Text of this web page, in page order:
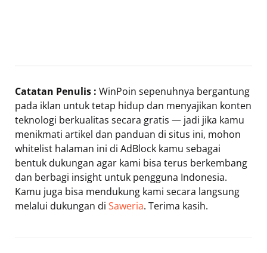
Catatan Penulis : WinPoin sepenuhnya bergantung
pada iklan untuk tetap hidup dan menyajikan konten
teknologi berkualitas secara gratis — jadi jika kamu
menikmati artikel dan panduan di situs ini, mohon
whitelist halaman ini di AdBlock kamu sebagai
bentuk dukungan agar kami bisa terus berkembang
dan berbagi insight untuk pengguna Indonesia.
Kamu juga bisa mendukung kami secara langsung
melalui dukungan di Saweria. Terima kasih.